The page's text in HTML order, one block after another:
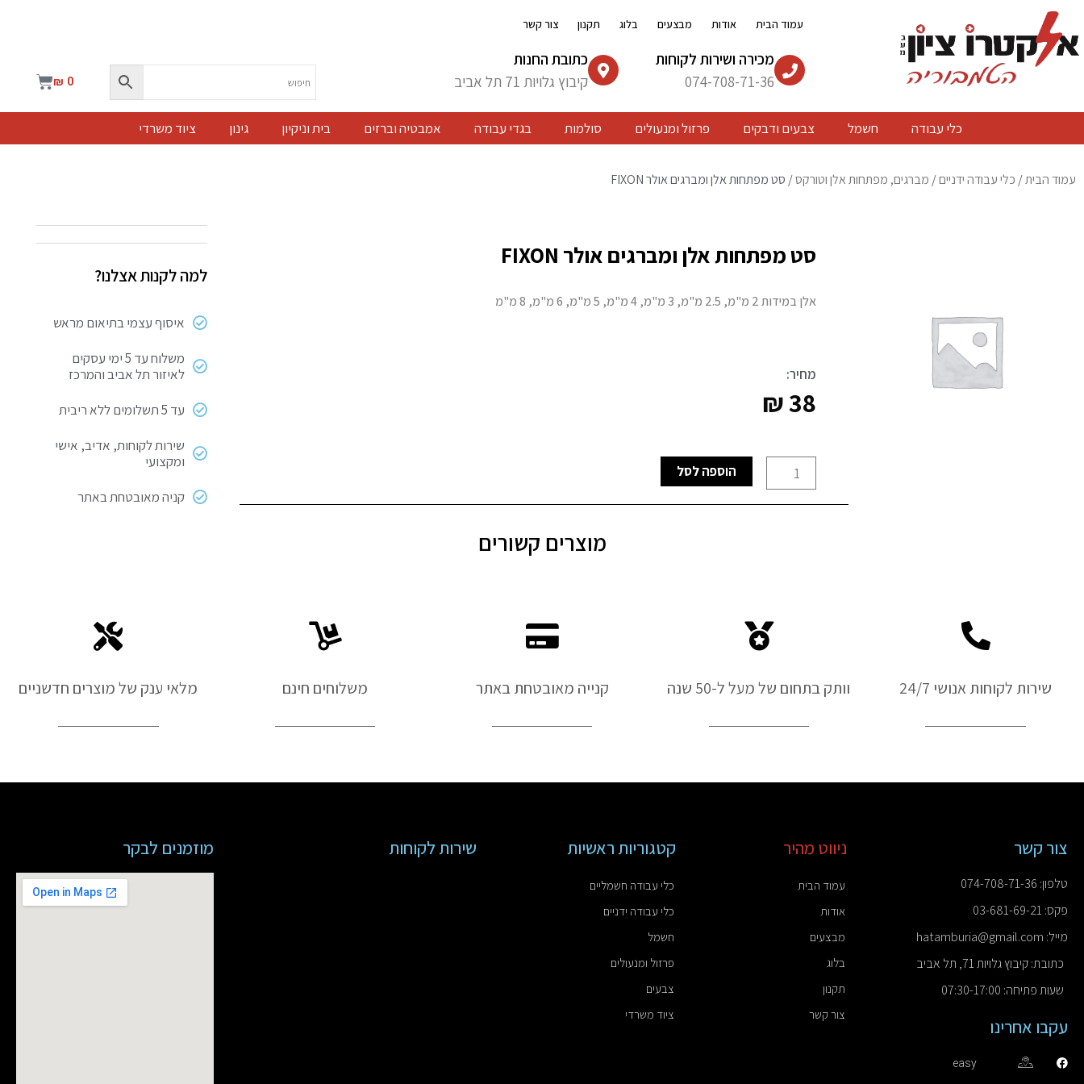
לתוכן
עמוד הבית אודות מבצעים בלוג תקנון צור קשר
מכירה ושירות לקוחות
074-708-71-36
כתובת החנות
קיבוץ גלויות 71 תל אביב
₪ 0
עגלת
כלי עבודה חשמל צבעים ודבקים פרזול ומנעולים סולמות בגדי עבודה אמבטיה וברזים בית וניקיון גינון ציוד משרדי
עמוד הבית/ כלי עבודה ידניים/ מברגים, מפתחות אלן וטורקס/ סט מפתחות אלן ומברגים אולר FIXON
סט מפתחות אלן ומברגים אולר FIXON
אלן במידות 2 מ"מ, 2.5 מ"מ, 3 מ"מ, 4 מ"מ, 5 מ"מ, 6 מ"מ, 8 מ"מ
מחיר:
₪38
כמות
של
הוספה לסל
למה לקנות אצלנו?
איסוף עצמי בתיאום מראש
משלוח עד 5 ימי עסקים
לאיזור תל אביב והמרכז
עד 5 תשלומים ללא ריבית
שירות לקוחות, אדיב, אישי
ומקצועי
קניה מאובטחת באתר
מוצרים קשורים
שירות לקוחות אנושי 24/7 וותק בתחום של מעל ל-50 שנה קנייה מאובטחת באתר משלוחים חינם מלאי ענק של מוצרים חדשניים
צור קשר
טלפון: 074-708-71-36
פקס: 03-681-69-21
מייל: hatamburia@gmail.com
כתובת: קיבוץ גלויות 71, תל אביב
שעות פתיחה: 07:30-17:00
עקבו אחרינו
easy
ניווט מהיר
עמוד הבית
אודות
מבצעים
בלוג
תקנון
צור קשר
קטגוריות ראשיות
כלי עבודה חשמליים
כלי עבודה ידניים
חשמל
פרזול ומנעולים
צבעים
ציוד משרדי
שירות לקוחות מוזמנים לבקר